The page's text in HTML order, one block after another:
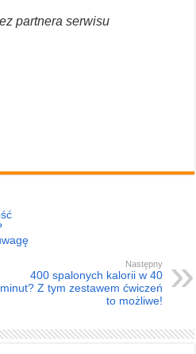
partnera serwisu
Następny
400 spalonych kalorii w 40
minut? Z tym zestawem ćwiczeń
to możliwe!